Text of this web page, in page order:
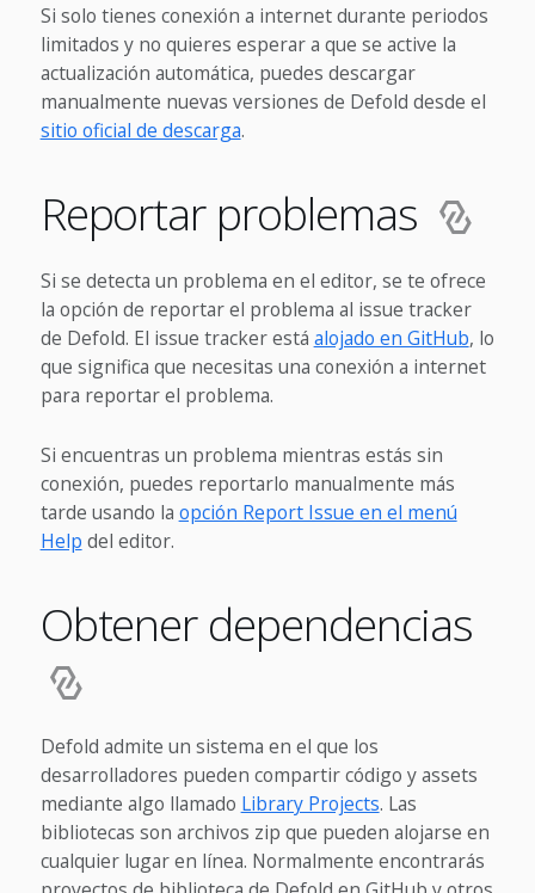
Si solo tienes conexión a internet durante periodos
limitados y no quieres esperar a que se active la
actualización automática, puedes descargar
manualmente nuevas versiones de Defold desde el
sitio oficial de descarga.
Reportar problemas
Si se detecta un problema en el editor, se te ofrece
la opción de reportar el problema al issue tracker
de Defold. El issue tracker está alojado en GitHub, lo
que significa que necesitas una conexión a internet
para reportar el problema.
Si encuentras un problema mientras estás sin
conexión, puedes reportarlo manualmente más
tarde usando la opción Report Issue en el menú
Help del editor.
Obtener dependencias
Defold admite un sistema en el que los
desarrolladores pueden compartir código y assets
mediante algo llamado Library Projects. Las
bibliotecas son archivos zip que pueden alojarse en
cualquier lugar en línea. Normalmente encontrarás